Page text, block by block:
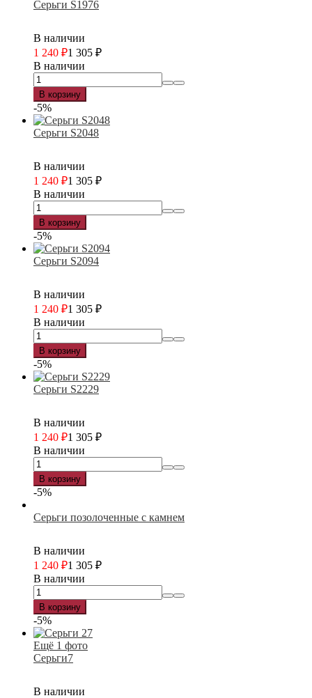
Серьги S1976
В наличии
1 240 ₽1 305 ₽
В наличии
В корзину
-5%
Серьги S2048
В наличии
1 240 ₽1 305 ₽
В наличии
В корзину
-5%
Серьги S2094
В наличии
1 240 ₽1 305 ₽
В наличии
В корзину
-5%
Серьги S2229
В наличии
1 240 ₽1 305 ₽
В наличии
В корзину
-5%
Серьги позолоченные с камнем
В наличии
1 240 ₽1 305 ₽
В наличии
В корзину
-5%
Ещё 1 фото
Серьги7
В наличии